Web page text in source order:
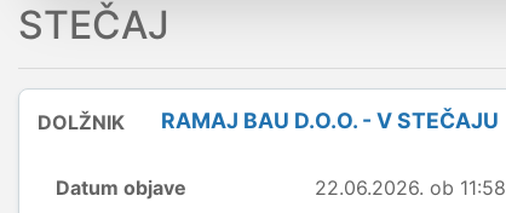
STEČAJ
DOLŽNIK RAMAJ BAU D.O.O. - V STEČAJU
Datum objave
22.06.2026. ob 11:58